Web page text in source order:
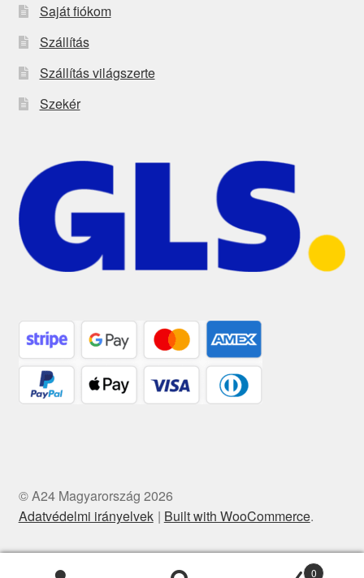
Saját fiókom
Szállítás
Szállítás világszerte
Szekér
© A24 Magyarország 2026
Adatvédelmi irányelvek
Built with WooCommerce.
0